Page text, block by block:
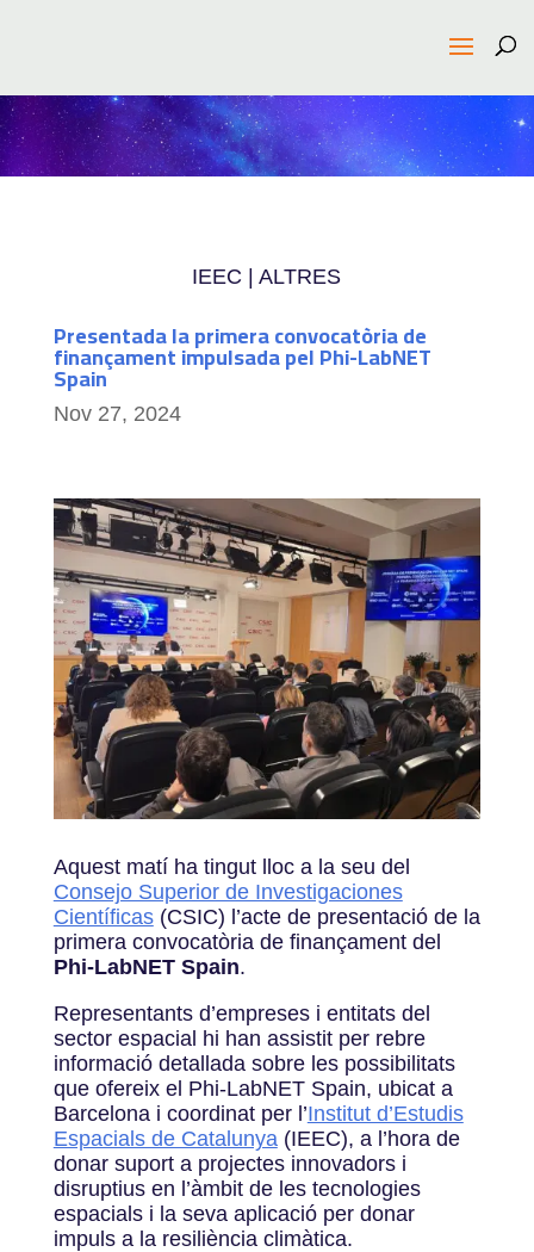
IEEC | ALTRES
Presentada la primera convocatòria de
finançament impulsada pel Phi-LabNET
Spain
Nov 27, 2024
Aquest matí ha tingut lloc a la seu del
Consejo Superior de Investigaciones
Científicas(CSIC) l’acte de presentació de la
primera convocatòria de finançament del
Phi-LabNET Spain.
Representants d’empreses i entitats del
sector espacial hi han assistit per rebre
informació detallada sobre les possibilitats
que ofereix el Phi-LabNET Spain, ubicat a
Barcelona i coordinat per l’Institut d’Estudis
Espacials de Catalunya (IEEC), a l’hora de
donar suport a projectes innovadors i
disruptius en l’àmbit de les tecnologies
espacials i la seva aplicació per donar
impuls a la resiliència climàtica.